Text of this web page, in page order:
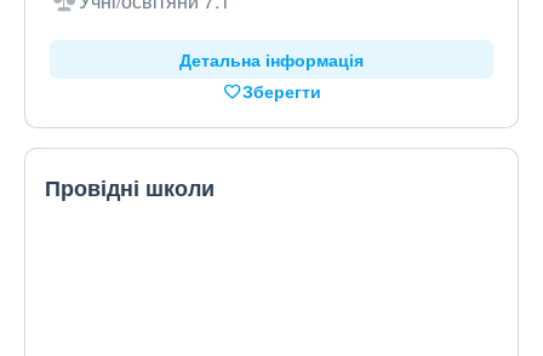
Детальна інформація
Зберегти
Провідні школи